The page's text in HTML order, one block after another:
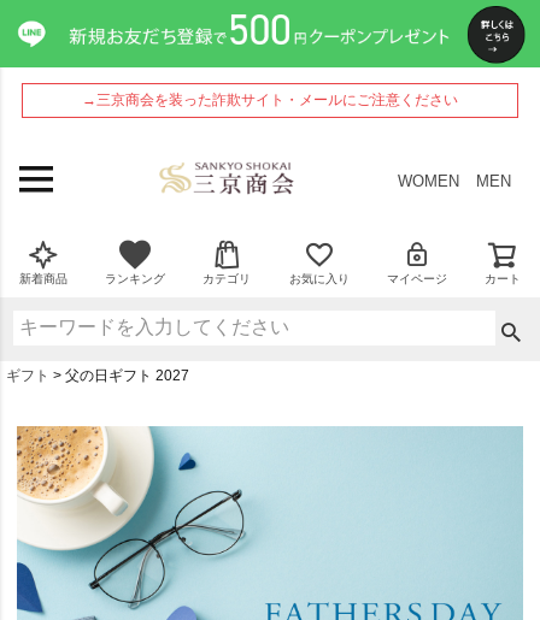
→三京商会を装った詐欺サイト・メールにご注意ください
WOMEN MEN
新着商品 ランキング カテゴリ お気に入り マイページ カート
ギフト 父の日ギフト 2027